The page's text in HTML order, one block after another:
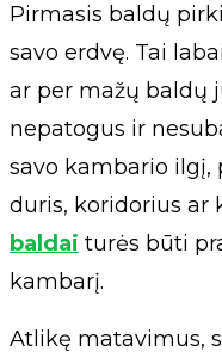
Pirmasis baldų
savo erdvę. Tai
ar per mažų baldų
nepatogus ir
savo kambario ilgį,
duris, koridorius ar
baldai turės būti
kambarį.
Atlikę matavimus,